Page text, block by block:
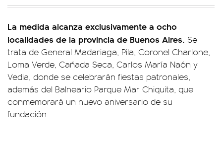
La medida alcanza exclusivamente a ocho
localidades de la provincia de Buenos Aires. Se
trata de General Madariaga, Pila, Coronel Charlone,
Loma Verde, Cañada Seca, Carlos María Naón y
Vedia, donde se celebrarán fiestas patronales,
además del Balneario Parque Mar Chiquita, que
conmemorará un nuevo aniversario de su
fundación.